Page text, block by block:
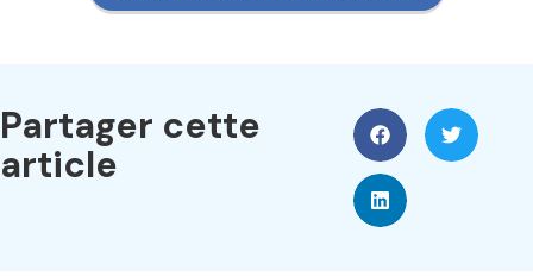
Partager cette
article